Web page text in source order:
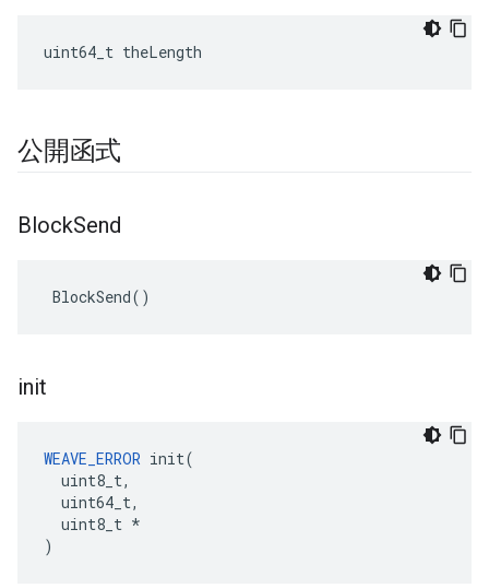
uint64_t theLength
公開函式
BlockSend
BlockSend()
init
WEAVE_ERROR init(
  uint8_t,
  uint64_t,
  uint8_t *
)